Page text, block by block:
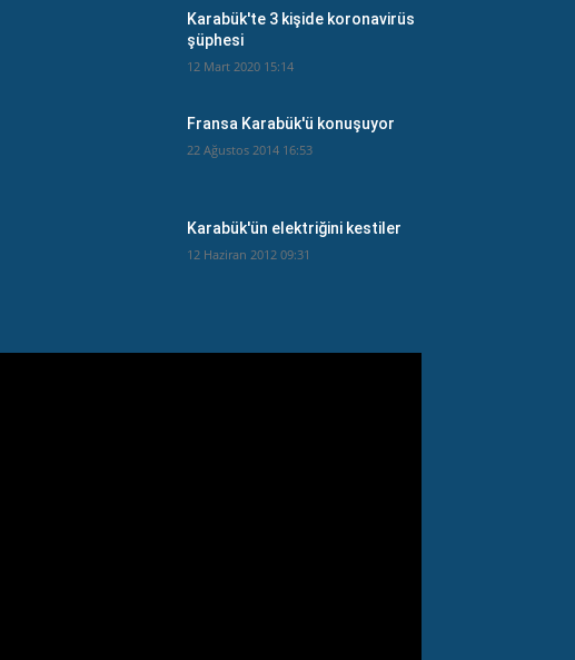
Karabük'te 3 kişide koronavirüs
şüphesi
12 Mart 2020 15:14
Fransa Karabük'ü konuşuyor
22 Ağustos 2014 16:53
Karabük'ün elektriğini kestiler
12 Haziran 2012 09:31